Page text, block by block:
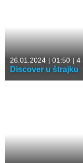
26.01.2024 | 01:50 | 4
Discover u štrajku